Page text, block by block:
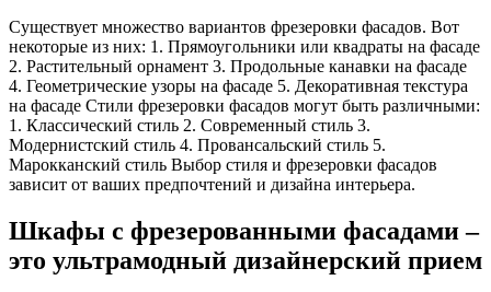
Существует множество вариантов фрезеровки фасадов. Вот
некоторые из них: 1. Прямоугольники или квадраты на фасаде
2. Растительный орнамент 3. Продольные канавки на фасаде
4. Геометрические узоры на фасаде 5. Декоративная текстура
на фасаде Стили фрезеровки фасадов могут быть различными:
1. Классический стиль 2. Современный стиль 3.
Модернистский стиль 4. Провансальский стиль 5.
Марокканский стиль Выбор стиля и фрезеровки фасадов
зависит от ваших предпочтений и дизайна интерьера.
Шкафы с фрезерованными фасадами –
это ультрамодный дизайнерский прием